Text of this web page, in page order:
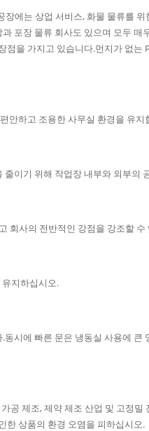
에는 상업 서비스, 화물 물류를
포장 물류 회사도 있으며 모두 매
을 가지고 있습니다.먼지가 없는
안하고 조용한 사무실 환경을 유지
이기 위해 작업장 내부와 외부의
회사의 전반적인 강점을 강조할 수
지하십시오.
시에 빠른 문은 냉동실 사용에 큰
공 제조, 제약 제조 산업 및 고정
한 상품의 환경 오염을 피하십시오.